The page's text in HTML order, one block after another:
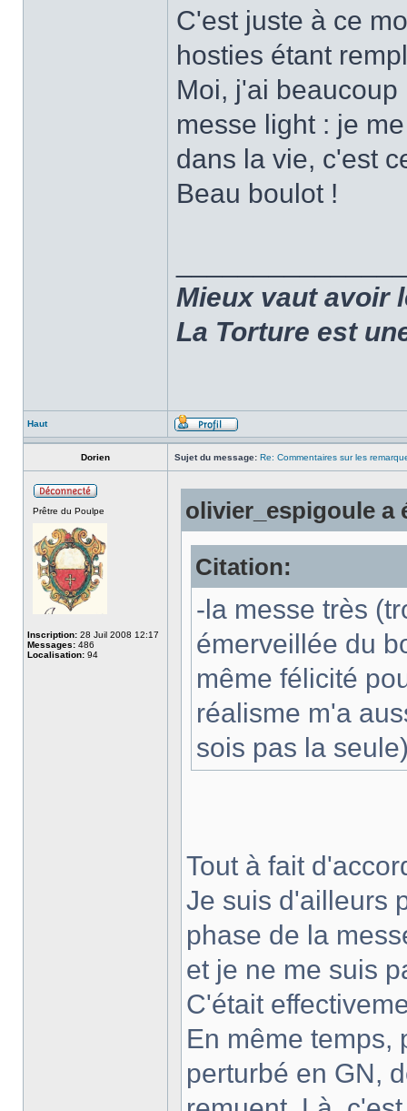
C'est juste à ce
hosties étant
Moi, j'ai beaucoup
messe light : je
dans la vie, c'est
Beau boulot !
Mieux vaut avoir
La Torture est
Haut
Dorien Sujet du message: Re: Commentaires sur les
Prêtre du Poulpe
Inscription: 28 Juil 2008 12:17
Messages: 486
Localisation: 94
olivier_espigoule a
Citation:
-la messe très
émerveillée du
même félicité
réalisme m'a
sois pas la
Tout à fait
Je suis d'ailleurs
phase de la
et je ne me suis
C'était
En même temps,
perturbé en GN,